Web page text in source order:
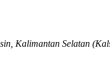
Kalimantan Selatan